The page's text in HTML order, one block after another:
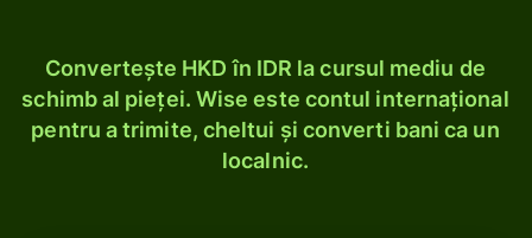
Convertește HKD în IDR la cursul mediu de
schimb al pieței. Wise este contul internațional
pentru a trimite, cheltui și converti bani ca un
localnic.